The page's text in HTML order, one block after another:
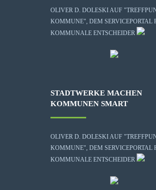
OLIVER D. DOLESKI AUF
KOMMUNE", DEM SERVICEPORTAL
KOMMUNALE ENTSCHEIDER
STADTWERKE MACHEN
KOMMUNEN SMART
OLIVER D. DOLESKI AUF
KOMMUNE", DEM SERVICEPORTAL
KOMMUNALE ENTSCHEIDER